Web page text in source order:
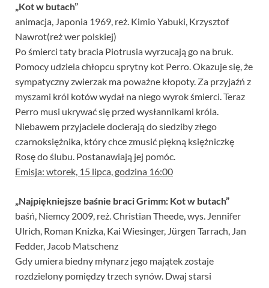
„Kot w butach”
animacja, Japonia 1969, reż. Kimio Yabuki, Krzysztof
Nawrot(reż wer polskiej)
Po śmierci taty bracia Piotrusia wyrzucają go na bruk.
Pomocy udziela chłopcu sprytny kot Perro. Okazuje się, że
sympatyczny zwierzak ma poważne kłopoty. Za przyjaźń z
myszami król kotów wydał na niego wyrok śmierci. Teraz
Perro musi ukrywać się przed wysłannikami króla.
Niebawem przyjaciele docierają do siedziby złego
czarnoksiężnika, który chce zmusić piękną księżniczkę
Rosę do ślubu. Postanawiają jej pomóc.
Emisja: wtorek, 15 lipca, godzina 16:00
„Najpiękniejsze baśnie braci Grimm: Kot w butach”
baśń, Niemcy 2009, reż. Christian Theede, wys. Jennifer
Ulrich, Roman Knizka, Kai Wiesinger, Jürgen Tarrach, Jan
Fedder, Jacob Matschenz
Gdy umiera biedny młynarz jego majątek zostaje
rozdzielony pomiędzy trzech synów. Dwaj starsi